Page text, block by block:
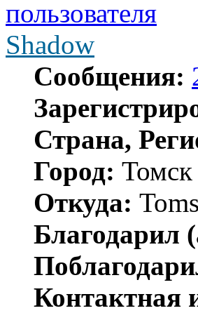
Shadow
Сообщения:
Страна,
Город: Томск
Откуда:
Благодарил
Контактная